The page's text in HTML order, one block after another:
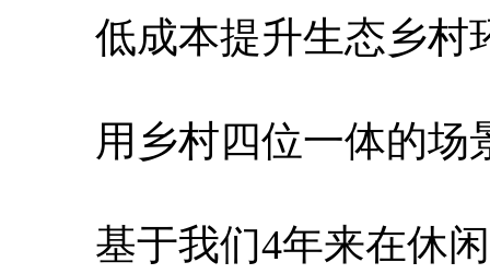
低成本提升生态乡村
用乡村四位一体的场
基于我们4年来在休闲